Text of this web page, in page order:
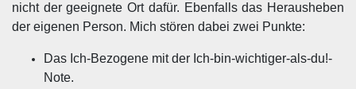
nicht der geeignete Ort dafür. Ebenfalls das Herausheben
der eigenen Person. Mich stören dabei zwei Punkte:
Das Ich-Bezogene mit der Ich-bin-wichtiger-als-du!-
Note.